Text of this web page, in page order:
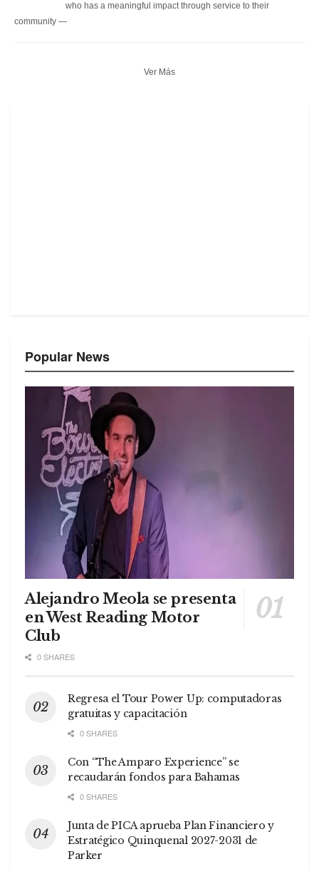
who has a meaningful impact through service to their
community —
Ver Más
Popular News
Alejandro Meola se presenta
en West Reading Motor
Club
0 SHARES
Regresa el Tour Power Up: computadoras
gratuitas y capacitación
0 SHARES
Con “The Amparo Experience” se
recaudarán fondos para Bahamas
0 SHARES
Junta de PICA aprueba Plan Financiero y
Estratégico Quinquenal 2027-2031 de
Parker